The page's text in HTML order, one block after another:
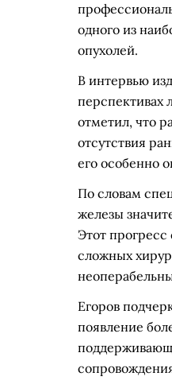
одного из
опухолей.
В интервью
перспективах
отметил, что
отсутствия
его особенно
По словам
железы
Этот
сложных
Егоров
появление